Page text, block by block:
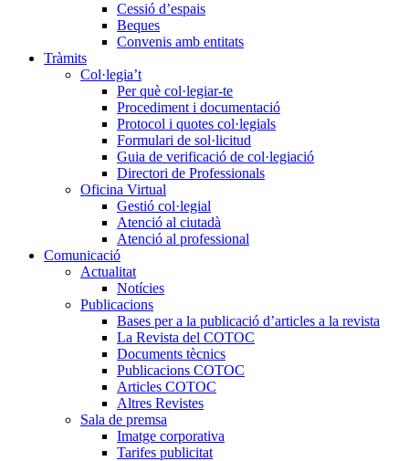
Cessió d’espais
Beques
Convenis amb entitats
Tràmits
Col·legia’t
Per què col·legiar-te
Procediment i documentació
Protocol i quotes col·legials
Formulari de sol·licitud
Guia de verificació de col·legiació
Directori de Professionals
Oficina Virtual
Gestió col·legial
Atenció al ciutadà
Atenció al professional
Comunicació
Actualitat
Notícies
Publicacions
Bases per a la publicació d’articles a la revista
La Revista del COTOC
Documents tècnics
Publicacions COTOC
Articles COTOC
Altres Revistes
Sala de premsa
Imatge corporativa
Tarifes publicitat